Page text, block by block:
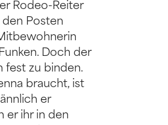
Rodeo-Reiter
Posten
Doch der
fest zu binden.
braucht, ist
er
er ihr in den